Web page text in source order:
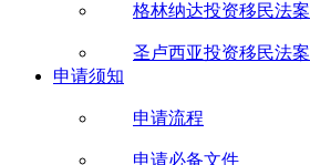
格林纳达投资移民法案
圣卢西亚投资移民法案
申请须知
申请流程
申请必备文件